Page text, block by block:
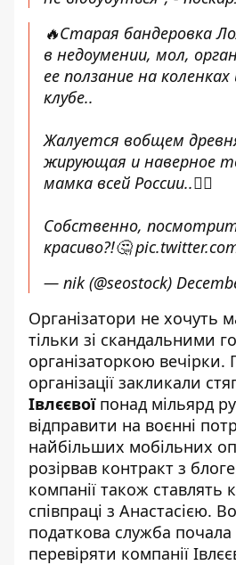
🔥Старая бандеровка
в недоумении, мол,
ее ползание на
клубе..
Жалуется вобщем
жирующая и наверное
мамка всей России..🤦‍♂️
Собственно,
красиво?!🤔
— nik (@seostock)
Організатори не хочуть
тільки зі скандальними
організаторкою вечірки.
організації закликали
Івлєєвоїпонад мільярд
відправити на воєнні
найбільших мобільних
розірвав контракт з
компанії також ставлять
співпраці з Анастасією.
податкова служба
перевіряти компанії